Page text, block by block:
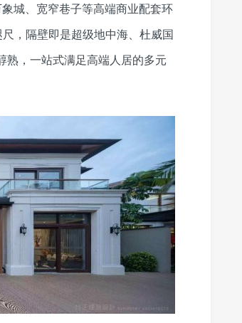
城、宽窄巷子等高端商业配套环
，隔壁即是超级地中海、杜威国
熟，一站式满足高端人居的多元